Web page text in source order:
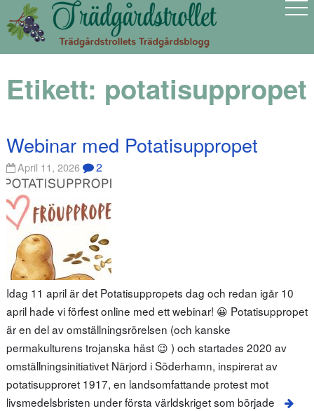
Etikett: potatisuppropet
Webinar med Potatisuppropet
April 11, 2026 2
Idag 11 april är det Potatisuppropets dag och redan igår 10
april hade vi förfest online med ett webinar! 😀 Potatisuppropet
är en del av omställningsrörelsen (och kanske
permakulturens trojanska häst 😉 ) och startades 2020 av
omställningsinitiativet Närjord i Söderhamn, inspirerat av
potatisupproret 1917, en landsomfattande protest mot
livsmedelsbristen under första världskriget som började